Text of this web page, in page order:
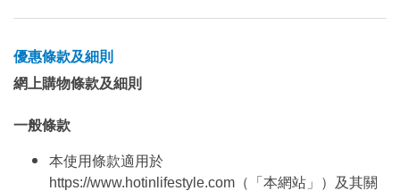
優惠條款及細則
網上購物條款及細則
一般條款
本使用條款適用於
https://www.hotinlifestyle.com（「本網站」）及其關